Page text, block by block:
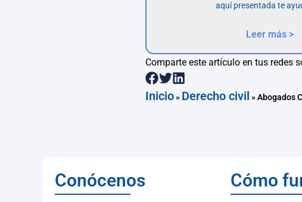
aquí presentada te
Leer más >
Comparte este artículo en tus redes
Inicio» Derecho civil »Abogados
Conócenos Cómo